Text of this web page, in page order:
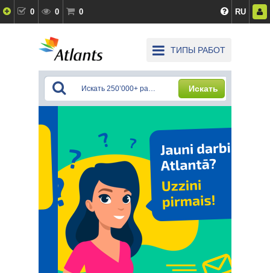
0 0 0 RU
ТИПЫ РАБОТ
Искать